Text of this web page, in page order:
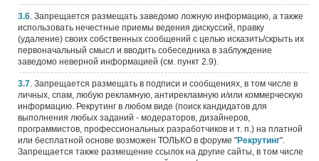
3.6 . Запрещается размещать заведомо ложную информацию, а также
использовать нечестные приемы ведения дискуссий, правку
(удаление) своих собственных сообщений с целью исказить/скрыть их
первоначальный смысл и вводить собеседника в заблуждение
заведомо неверной информацией (см. пункт 2.9).
3.7. Запрещается размещать в подписи и сообщениях, в том числе в
личных, спам, любую рекламную, антирекламную и/или коммерческую
информацию. Рекрутинг в любом виде (поиск кандидатов для
выполнения любых заданий - модераторов, дизайнеров,
программистов, профессиональных разработчиков и т. п.) на платной
или бесплатной основе возможен ТОЛЬКО в форуме "Рекрутинг".
Запрещается также размещение ссылок на другие сайты, в том числе